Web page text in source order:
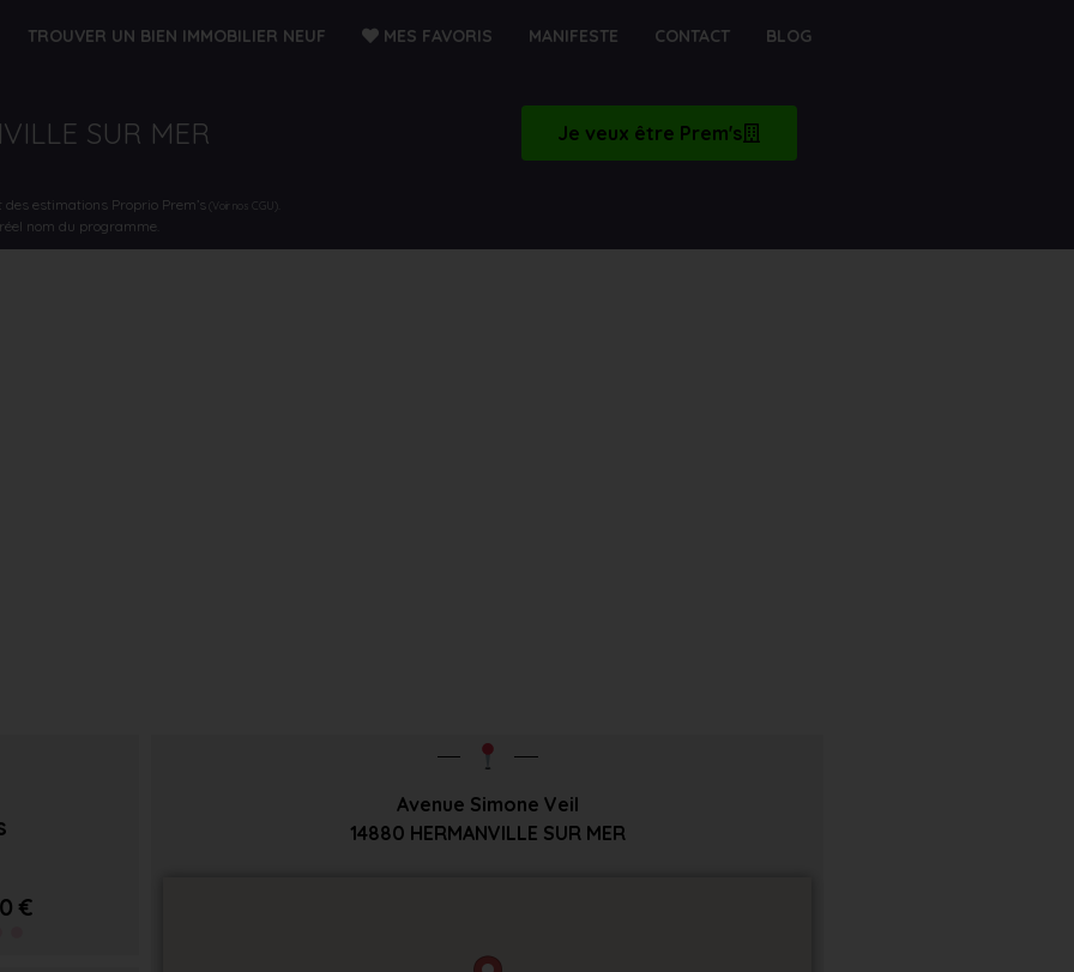
TROUVER UN BIEN IMMOBILIER NEUF MES FAVORIS MANIFESTE CONTACT BLOG
SUR MER
Je veux être Prem's
estimations Proprio Prem’s (Voir nos CGU)
nom du programme.
€
Avenue Simone Veil
14880 HERMANVILLE SUR MER